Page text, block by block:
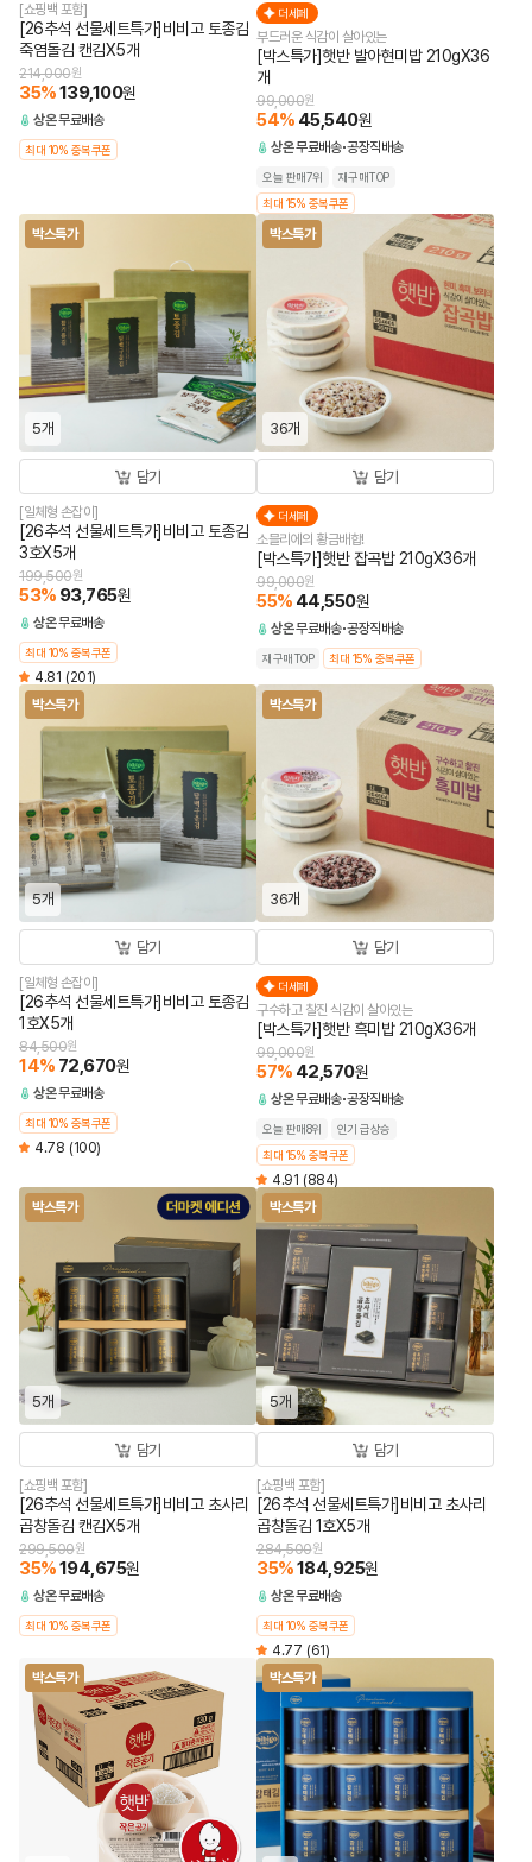
[쇼핑백 포함]
[26추석 선물세트특가]비비고 토종김
죽염돌김 캔김X5개
214,000원
35%139,100원
상온무료배송
최대 10% 중복쿠폰
더세페
부드러운 식감이 살아있는
[박스특가]햇반 발아현미밥 210gX36
개
99,000원
54% 45,540원
상온무료배송 공장직배송
오늘 판매7위
재구매TOP
최대 15% 중복쿠폰
박스특가
5개
담기
[일체형 손잡이]
[26추석 선물세트특가]비비고 토종김
3호X5개
199,500원
53% 93,765원
상온무료배송
최대 10% 중복쿠폰
4.81 (201)
박스특가
36개
담기
더세페
소믈리에의 황금배합!
[박스특가]햇반 잡곡밥 210gX36개
99,000원
55% 44,550원
상온무료배송 공장직배송
재구매TOP 최대 15% 중복쿠폰
박스특가
5개
담기
[일체형 손잡이]
[26추석 선물세트특가]비비고 토종김
1호X5개
84,500원
14% 72,670원
상온무료배송
최대 10% 중복쿠폰
4.78 (100)
박스특가
36개
담기
더세페
구수하고 찰진 식감이 살아있는
[박스특가]햇반 흑미밥 210gX36개
99,000원
57% 42,570원
상온무료배송 공장직배송
오늘 판매8위
인기 급상승
최대 15% 중복쿠폰
4.91 (884)
박스특가
5개
담기
[쇼핑백 포함]
[26추석 선물세트특가]비비고 초사리
곱창돌김 캔김X5개
299,500원
35%194,675원
상온무료배송
최대 10% 중복쿠폰
박스특가
5개
담기
[쇼핑백 포함]
[26추석 선물세트특가]비비고 초사리
곱창돌김 1호X5개
284,500원
35%184,925원
상온무료배송
최대 10% 중복쿠폰
4.77 (61)
박스특가
박스특가